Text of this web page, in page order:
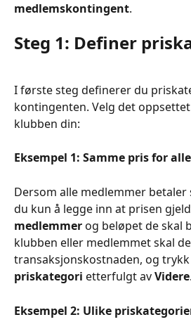
medlemskontingent.
Steg 1: Definer
I første steg definerer du
kontingenten. Velg det
klubben din:
Eksempel 1: Samme pris for
Dersom alle medlemmer
du kun å legge inn at prisen
medlemmer og beløpet de skal
klubben eller medlemmet skal
transaksjonskostnaden, og trykk
priskategori etterfulgt av Videre.
Eksempel 2: Ulike